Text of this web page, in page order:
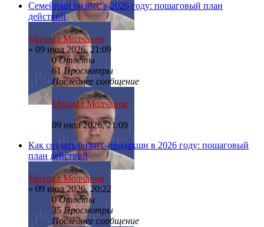
Семейный бизнес в 2026 году: пошаговый план
действий
Михаил Молчанов
» 09 июл 2026, 21:09
0Ответы
61Просмотры
Последнее сообщение
Михаил Молчанов
09 июл 2026, 21:09
Как создать бизнес-продакшн в 2026 году: пошаговый
план действий
Михаил Молчанов
» 09 июл 2026, 20:22
0Ответы
35Просмотры
Последнее сообщение